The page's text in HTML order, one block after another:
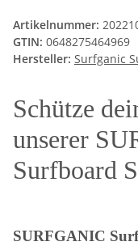
Artikelnummer:
GTIN: 0648275464969
Hersteller: Surfganic
Schütze
unserer
Surfboard
SURFGANIC